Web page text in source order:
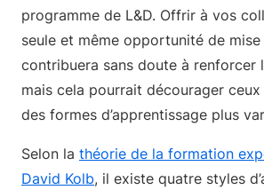
programme de L&D. Offrir à vos
seule et même opportunité de
contribuera sans doute à renforcer
mais cela pourrait décourager
des formes d’apprentissage plus
Selon la théorie de la formation
David Kolb, il existe quatre styles